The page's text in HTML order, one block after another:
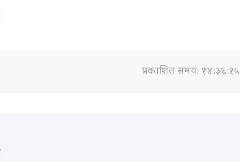
प्रकाशित समय: १४:३६:१५